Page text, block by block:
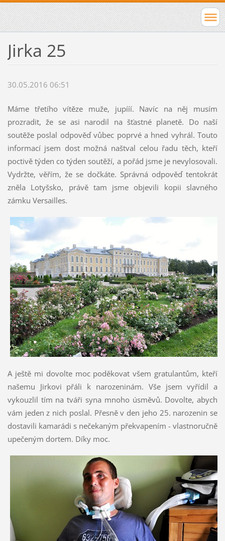
Jirka 25
30.05.2016 06:51
Máme třetího vítěze muže, jupííí. Navíc na něj musím
prozradit, že se asi narodil na šťastné planetě. Do naší
soutěže poslal odpověď vůbec poprvé a hned vyhrál. Touto
informací jsem dost možná naštval celou řadu těch, kteří
poctivě týden co týden soutěží, a pořád jsme je nevylosovali.
Vydržte, věřím, že se dočkáte. Správná odpověď tentokrát
zněla Lotyšsko, právě tam jsme objevili kopii slavného
zámku Versailles.
A ještě mi dovolte moc poděkovat všem gratulantům, kteří
našemu Jirkovi přáli k narozeninám. Vše jsem vyřídil a
vykouzlil tím na tváři syna mnoho úsměvů. Dovolte, abych
vám jeden z nich poslal. Přesně v den jeho 25. narozenin se
dostavili kamarádi s nečekaným překvapením - vlastnoručně
upečeným dortem. Díky moc.